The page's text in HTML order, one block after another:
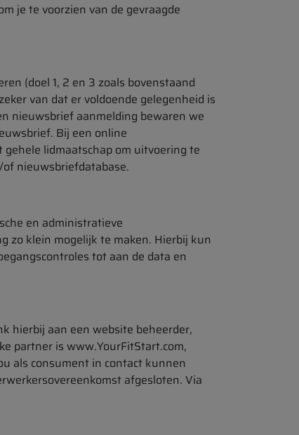
je te voorzien van de gevraagde
(doel 1, 2 en 3 zoals bovenstaand
van dat er voldoende gelegenheid is
nieuwsbrief aanmelding bewaren we
Bij een online
lidmaatschap om uitvoering te
nieuwsbriefdatabase.
en administratieve
zo klein mogelijk te maken. Hierbij kun
tot aan de data en
hierbij aan een website beheerder,
partner is www.YourFitStart.com,
als consument in contact kunnen
afgesloten. Via